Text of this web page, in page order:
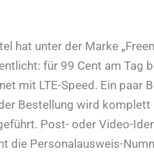
hat unter der Marke
für 99 Cent am Tag
mit LTE-Speed. Ein paar
Bestellung wird komplett
Post- oder Video-
die Personalausweis-